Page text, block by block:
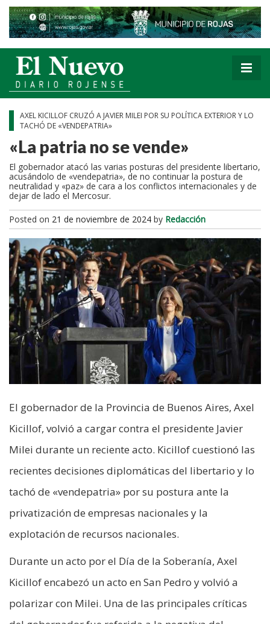
AXEL KICILLOF CRUZÓ A JAVIER MILEI POR SU POLÍTICA EXTERIOR Y LO
TACHÓ DE «VENDEPATRIA»
«La patria no se vende»
El gobernador atacó las varias posturas del presidente libertario,
acusándolo de «vendepatria», de no continuar la postura de
neutralidad y «paz» de cara a los conflictos internacionales y de
dejar de lado el Mercosur.
Posted on 21 de noviembre de 2024 by Redacción
El gobernador de la Provincia de Buenos Aires, Axel
Kicillof, volvió a cargar contra el presidente Javier
Milei durante un reciente acto. Kicillof cuestionó las
recientes decisiones diplomáticas del libertario y lo
tachó de «vendepatria» por su postura ante la
privatización de empresas nacionales y la
explotación de recursos nacionales.
Durante un acto por el Día de la Soberanía, Axel
Kicillof encabezó un acto en San Pedro y volvió a
polarizar con Milei. Una de las principales críticas